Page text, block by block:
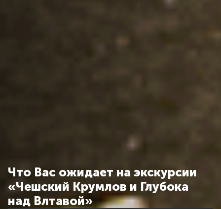
Что Вас ожидает на экскурсии
«Чешский Крумлов и Глубока
над Влтавой»